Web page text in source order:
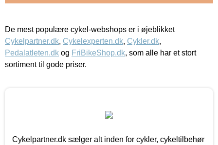
De mest populære cykel-webshops er i øjeblikket
Cykelpartner.dk, Cykelexperten.dk, Cykler.dk,
Pedalatleten.dk og FriBikeShop.dk, som alle har et stort
sortiment til gode priser.
Cykelpartner.dk sælger alt inden for cykler, cykeltilbehør